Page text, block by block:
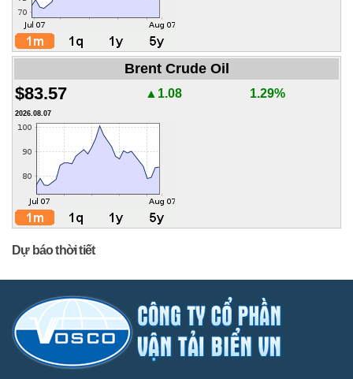
Brent Crude Oil
$83.57 ▲1.08 1.29%
2026.08.07
Dự báo thời tiết